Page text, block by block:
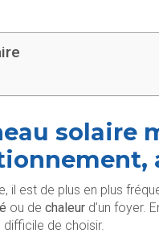
solaire
il est de plus en plus
ou de chaleur d’un foyer.
de choisir.